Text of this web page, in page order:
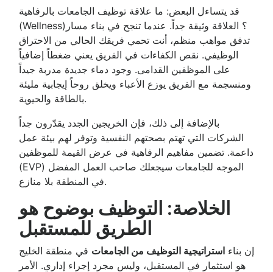
قد يتساءل البعض: ما علاقة توظيف الجامعات بالرفاهية
(Wellness)؟ العلاقة وثيقة جداً. عندما تنجح في بناء مسار
تدفق مواهب منظم، أنت تحمي فريقك الحالي من الاحتراق
الوظيفي. نقص الكفاءات في الفريق يعني ضغطاً إضافياً
على الموظفين القدامى. وجود دماء جديدة مدربة جيداً
ومنسجمة مع الفريق يوزع الأعباء ويخلق روحاً إيجابية مليئة
بالطاقة والحيوية.
بالإضافة إلى ذلك، فإن الخريجين الجدد يقدّرون جداً
الشركات التي تهتم بصحتهم النفسية وتوفر لهم بيئة عمل
داعمة. تضمين مفاهيم الرفاهية في عرض القيمة للموظفين
(EVP) الموجه للجامعات سيجعلك صاحب العمل المفضل
في المنطقة بلا منازع.
الخلاصة: التوظيف بوضوح هو
الطريق للمستقبل
إن بناء استراتيجية التوظيف من الجامعات في منطقة الخليج
هو استثمار في المستقبل، وليس مجرد إجراء إداري. الأمر